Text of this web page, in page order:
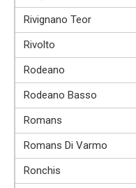
Rivignano Teor
Rivolto
Rodeano
Rodeano Basso
Romans
Romans Di Varmo
Ronchis